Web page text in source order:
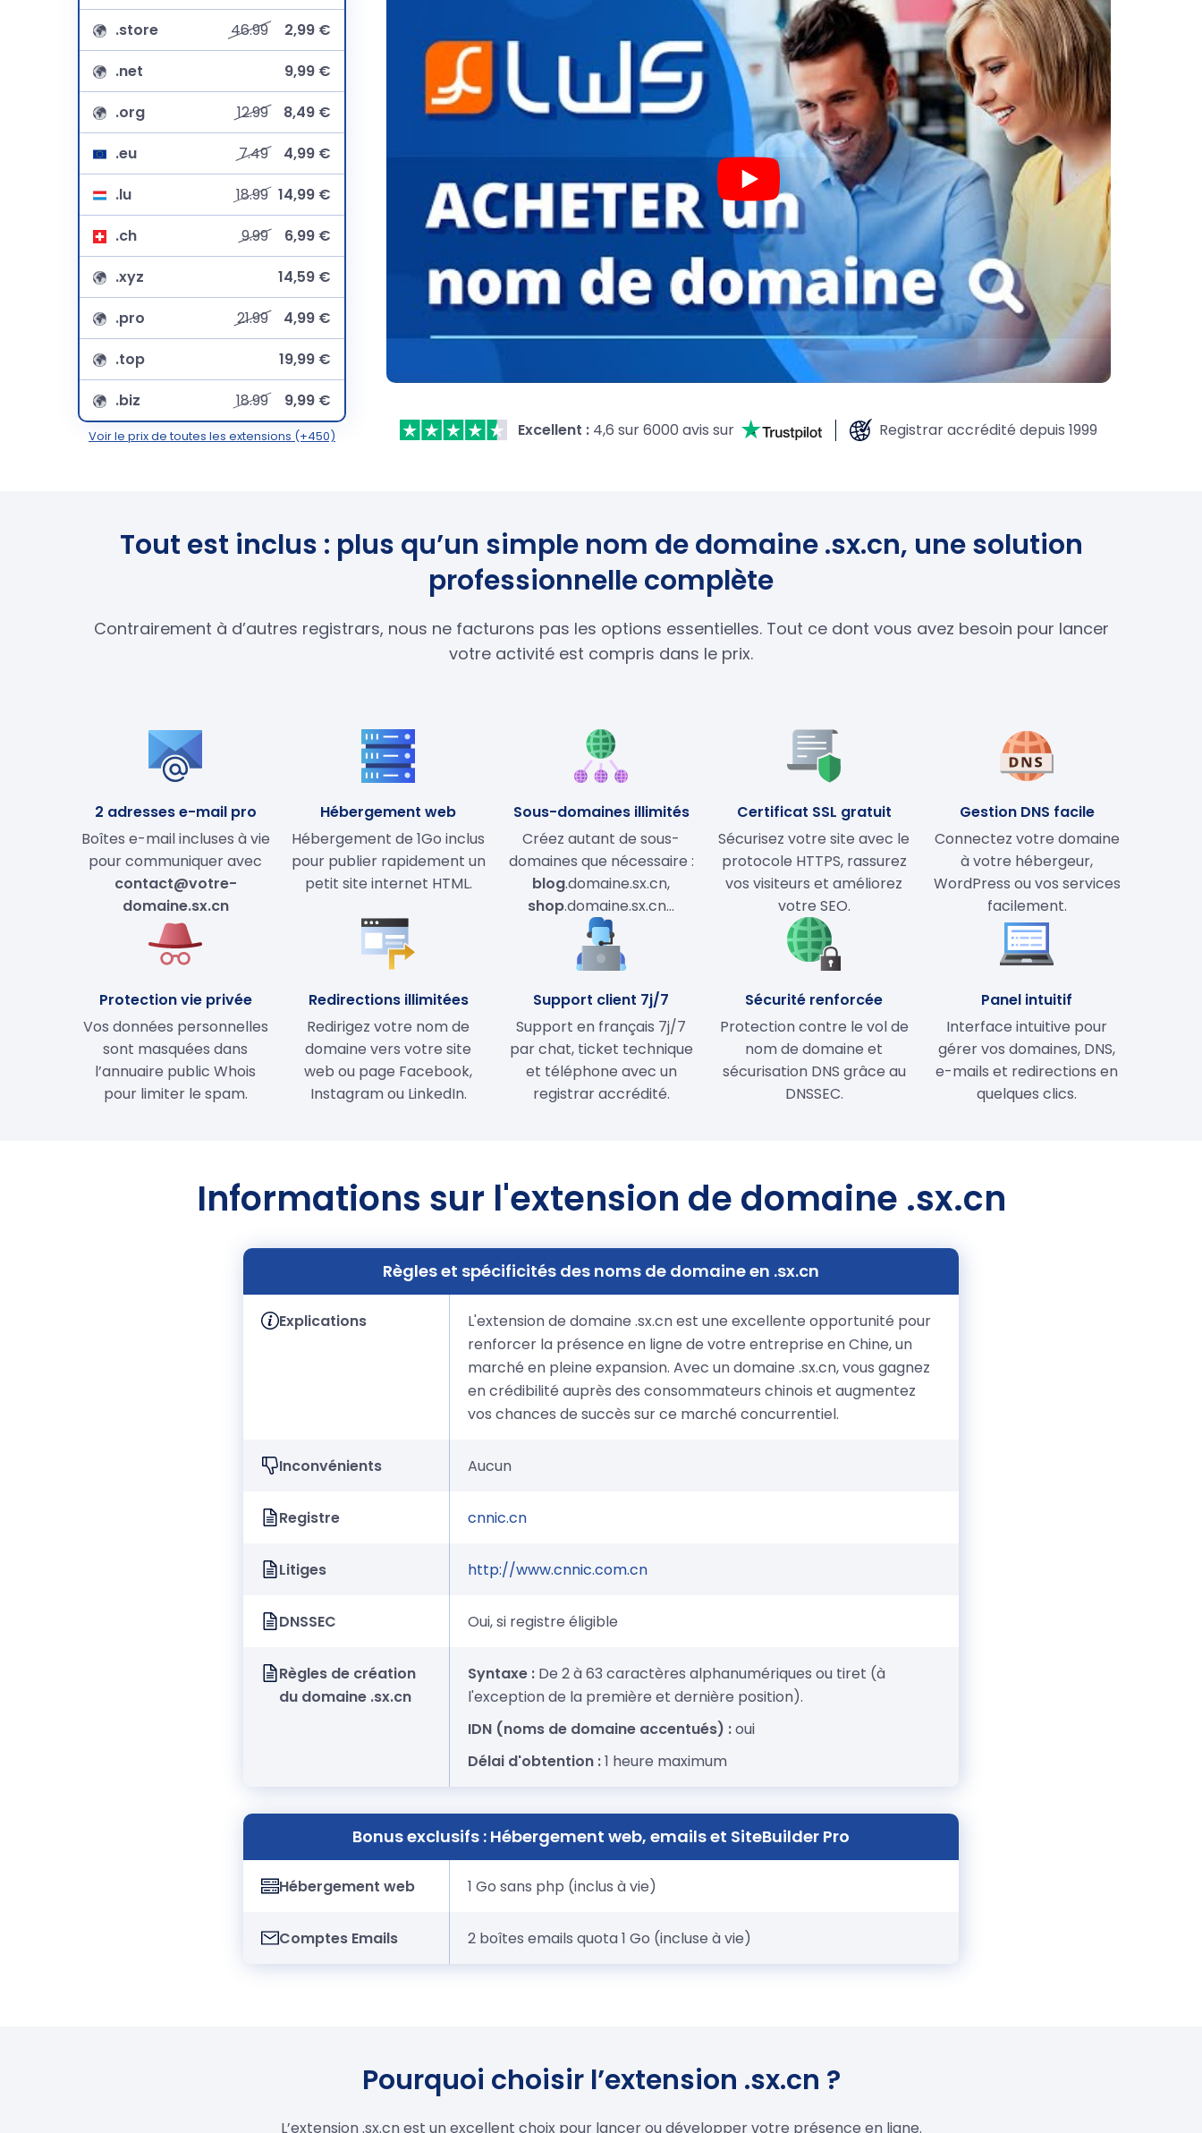
.store
46.99
2,99 €
.net
9,99 €
.org
12.99
8,49 €
.eu
7.49
4,99 €
.lu
18.99 14,99 €
.ch
9.99
6,99 €
.xyz
14,59 €
.pro
21.99
4,99 €
.top
19,99 €
.biz
18.99 9,99 €
Voir le prix de toutes les extensions (+450) Excellent : 4,6 sur 6000 avis sur Registrar accrédité depuis 1999
Tout est inclus : plus qu’un simple nom de domaine .sx.cn, une solution
professionnelle complète
Contrairement à d’autres registrars, nous ne facturons pas les options essentielles. Tout ce dont vous avez besoin pour lancer
votre activité est compris dans le prix.
2 adresses e-mail pro
Boîtes e-mail incluses à vie
pour communiquer avec
contact@votre-
domaine.sx.cn
Hébergement web
Hébergement de 1Go inclus
pour publier rapidement un
petit site internet HTML.
Sous-domaines illimités
Créez autant de sous-
domaines que nécessaire :
blog.domaine.sx.cn,
shop.domaine.sx.cn…
Certificat SSL gratuit
Sécurisez votre site avec le
protocole HTTPS, rassurez
vos visiteurs et améliorez
votre SEO.
Gestion DNS facile
Connectez votre domaine
à votre hébergeur,
WordPress ou vos services
facilement.
Protection vie privée
Vos données personnelles
sont masquées dans
l’annuaire public Whois
pour limiter le spam.
Redirections illimitées
Redirigez votre nom de
domaine vers votre site
web ou page Facebook,
Instagram ou LinkedIn.
Support client 7j/7
Support en français 7j/7
par chat, ticket technique
et téléphone avec un
registrar accrédité.
Sécurité renforcée
Protection contre le vol de
nom de domaine et
sécurisation DNS grâce au
DNSSEC.
Panel intuitif
Interface intuitive pour
gérer vos domaines, DNS,
e-mails et redirections en
quelques clics.
Informations sur l'extension de domaine .sx.cn
Règles et spécificités des noms de domaine en .sx.cn
Explications
L'extension de domaine .sx.cn est une excellente opportunité pour
renforcer la présence en ligne de votre entreprise en Chine, un
marché en pleine expansion. Avec un domaine .sx.cn, vous gagnez
en crédibilité auprès des consommateurs chinois et augmentez
vos chances de succès sur ce marché concurrentiel.
Inconvénients Aucun
Registre cnnic.cn
Litiges http://www.cnnic.com.cn
DNSSEC Oui, si registre éligible
Règles de création
du domaine .sx.cn
Syntaxe : De 2 à 63 caractères alphanumériques ou tiret (à
l'exception de la première et dernière position).
IDN (noms de domaine accentués) :oui
Délai d'obtention :1 heure maximum
Bonus exclusifs : Hébergement web, emails et SiteBuilder Pro
Hébergement web 1 Go sans php (inclus à vie)
Comptes Emails 2 boîtes emails quota 1 Go (incluse à vie)
Pourquoi choisir l’extension .sx.cn ?
L’extension .sx.cn est un excellent choix pour lancer ou développer votre présence en ligne.